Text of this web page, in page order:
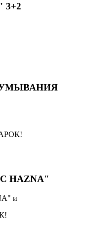
УМЫВАНИЯ
HAZNA"
и